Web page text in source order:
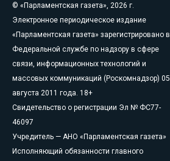
© «Парламентская газета», 2026 г.
Электронное периодическое издание
«Парламентская газета» зарегистрировано в
Федеральной службе по надзору в сфере
связи, информационных технологий и
массовых коммуникаций (Роскомнадзор) 05
августа 2011 года. 18+
Свидетельство о регистрации Эл № ФС77-
46097
Учредитель — АНО «Парламентская газета»
Исполняющий обязанности главного